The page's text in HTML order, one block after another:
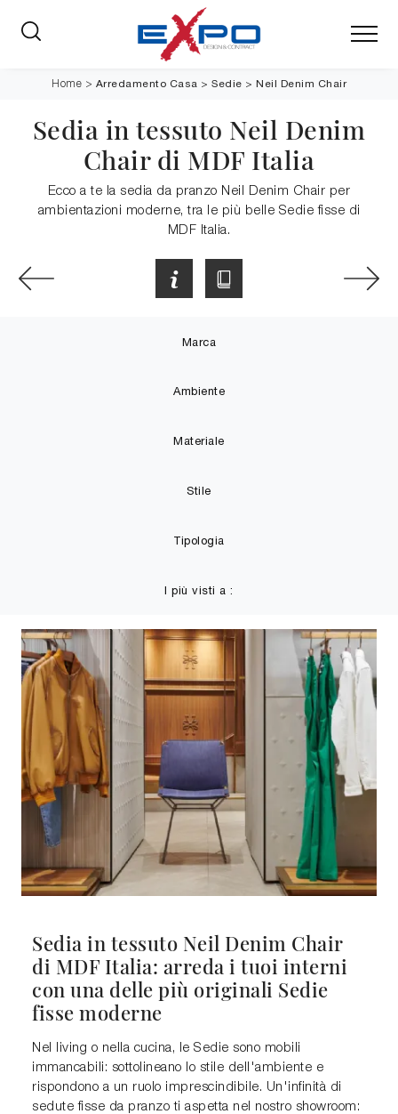
Home > Arredamento Casa > Sedie > Neil Denim Chair
Sedia in tessuto Neil Denim
Chair di MDF Italia
Ecco a te la sedia da pranzo Neil Denim Chair per
ambientazioni moderne, tra le più belle Sedie fisse di
MDF Italia.
Marca
Ambiente
Materiale
Stile
Tipologia
I più visti a :
Sedia in tessuto Neil Denim Chair
di MDF Italia: arreda i tuoi interni
con una delle più originali Sedie
fisse moderne
Nel living o nella cucina, le Sedie sono mobili
immancabili: sottolineano lo stile dell'ambiente e
rispondono a un ruolo imprescindibile. Un'infinità di
sedute fisse da pranzo ti aspetta nel nostro showroom: